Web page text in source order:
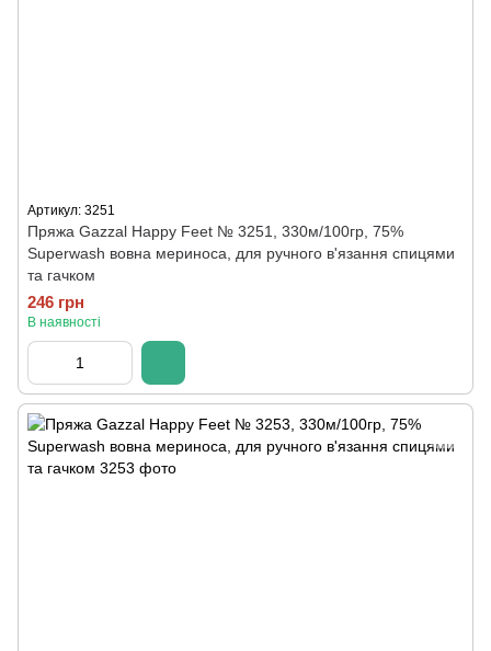
Артикул: 3251
Пряжа Gazzal Happy Feet № 3251, 330м/100гр, 75%
Superwash вовна мериноса, для ручного в'язання спицями
та гачком
246 грн
В наявності